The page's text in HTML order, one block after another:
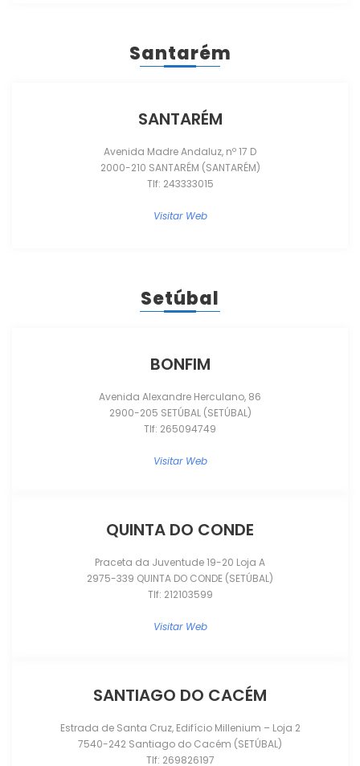
Santarém
SANTARÉM
Avenida Madre Andaluz, nº 17 D
2000-210 SANTARÉM (SANTARÉM)
Tlf: 243333015
Visitar Web
Setúbal
BONFIM
Avenida Alexandre Herculano, 86
2900-205 SETÚBAL (SETÚBAL)
Tlf: 265094749
Visitar Web
QUINTA DO CONDE
Praceta da Juventude 19-20 Loja A
2975-339 QUINTA DO CONDE (SETÚBAL)
Tlf: 212103599
Visitar Web
SANTIAGO DO CACÉM
Estrada de Santa Cruz, Edifício Millenium – Loja 2
7540-242 Santiago do Cacém (SETÚBAL)
Tlf: 269826197